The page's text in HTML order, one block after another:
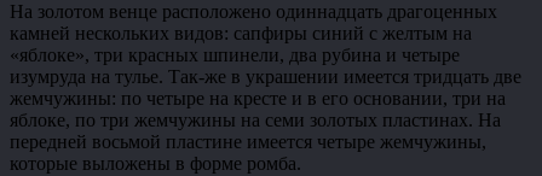
На золотом венце расположено одиннадцать драгоценных
камней нескольких видов: сапфиры синий с желтым на
«яблоке», три красных шпинели, два рубина и четыре
изумруда на тулье. Так-же в украшении имеется тридцать две
жемчужины: по четыре на кресте и в его основании, три на
яблоке, по три жемчужины на семи золотых пластинах. На
передней восьмой пластине имеется четыре жемчужины,
которые выложены в форме ромба.